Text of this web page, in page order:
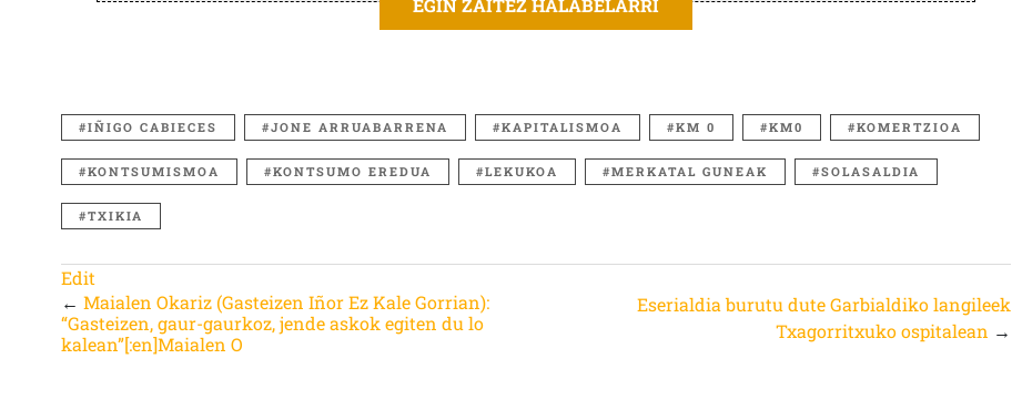
EGIN ZAITEZ HALABELARRI
IÑIGO CABIECES JONE ARRUABARRENA KAPITALISMOA KM 0 KM0 KOMERTZIOA
KONTSUMISMOA KONTSUMO EREDUA LEKUKOA MERKATAL GUNEAK SOLASALDIA
TXIKIA
Edit
←Maialen Okariz (Gasteizen Iñor Ez Kale Gorrian):
“Gasteizen, gaur-gaurkoz, jende askok egiten du lo
kalean”[:en]Maialen O
Eserialdia burutu dute Garbialdiko langileek
Txagorritxuko ospitalean →